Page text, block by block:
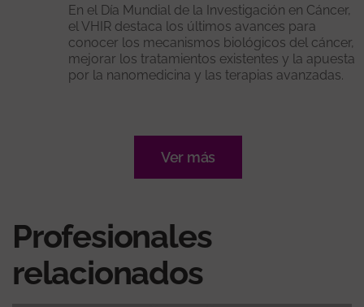
En el Día Mundial de la Investigación en Cáncer,
el VHIR destaca los últimos avances para
conocer los mecanismos biológicos del cáncer,
mejorar los tratamientos existentes y la apuesta
por la nanomedicina y las terapias avanzadas.
Ver más
Profesionales
relacionados